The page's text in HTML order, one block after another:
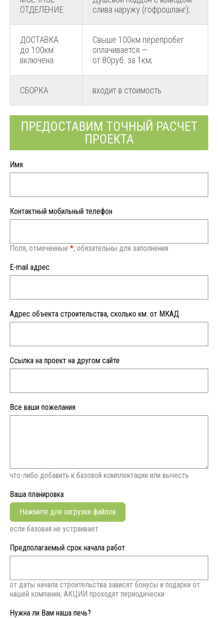
ОТДЕЛЕНИЕ
слива наружу (гофрошланг);
ДОСТАВКА
до 100км
включена
Свыше 100км перепробег
оплачивается —
от 80руб. за 1км;
СБОРКА входит в стоимость
ПРЕДОСТАВИМ ТОЧНЫЙ РАСЧЕТ
ПРОЕКТА
Имя
Контактный мобильный телефон
Поля, отмеченные *, обязательны для заполнения
E-mail адрес
Адрес объекта строительства, сколько км. от МКАД
Ссылка на проект на другом сайте
Все ваши пожелания
что-либо добавить к базовой комплектации или вычесть
Ваша планировка
Нажмите для загрузки файлов
если базовая не устраивает
Предполагаемый срок начала работ
от даты начала строительства зависят бонусы и подарки от
нашей компании, АКЦИИ проходят периодически
Нужна ли Вам наша печь?